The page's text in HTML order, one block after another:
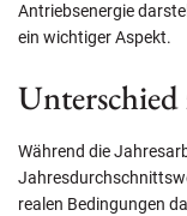
Antriebsenergie
ein wichtiger Aspekt.
Während die
realen Bedingungen